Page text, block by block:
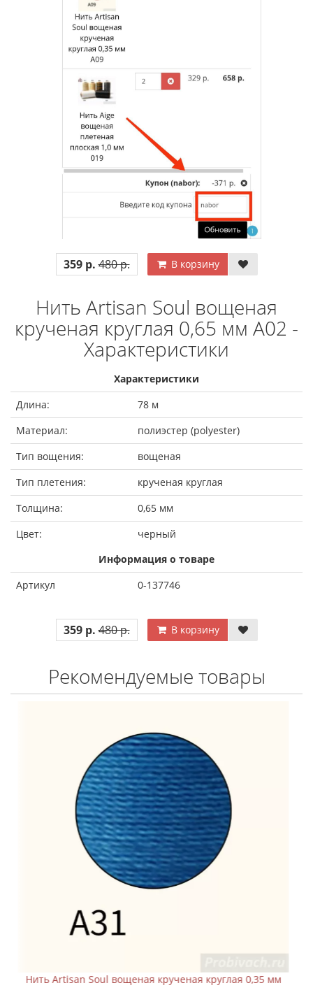
359 р. 480 р. В корзину
Нить Artisan Soul вощеная
крученая круглая 0,65 мм A02 -
Характеристики
Характеристики
Длина:
78 м
Материал:
полиэстер (polyester)
Тип вощения:
вощеная
Тип плетения:
крученая круглая
Толщина:
0,65 мм
Цвет:
черный
Информация о товаре
Артикул
0-137746
359 р. 480 р. В корзину
Рекомендуемые товары
0,35 мм
Нить Artisan Soul вощеная крученая круглая